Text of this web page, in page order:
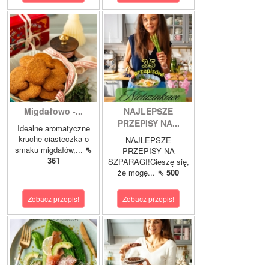
Migdałowo -...
Idealne aromatyczne
kruche ciasteczka o
smaku migdałów,... ⇖
361
Zobacz przepis!
NAJLEPSZE
PRZEPISY NA...
NAJLEPSZE
PRZEPISY NA
SZPARAGI!Cieszę się,
że mogę... ⇖ 500
Zobacz przepis!